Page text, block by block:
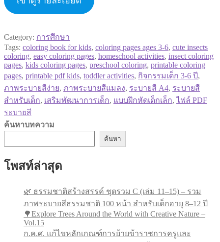
Category: การศึกษา
Tags: coloring book for kids, coloring pages ages 3-6, cute insects
coloring, easy coloring pages, homeschool activities, insect coloring
pages, kids coloring pages, preschool coloring, printable coloring
pages, printable pdf kids, toddler activities, กิจกรรมเด็ก 3-6 ปี,
ภาพระบายสีง่าย, ภาพระบายสีแมลง, ระบายสี A4, ระบายสี
สำหรับเด็ก, เสริมพัฒนาการเด็ก, แบบฝึกหัดเด็กเล็ก,ไฟล์ PDF
ระบายสี
ค้นหาบทความ
ค้นหา
โพสท์ล่าสุด
🌿 ธรรมชาติสร้างสรรค์ ชุดรวม C (เล่ม 11–15) – รวม
ภาพระบายสีธรรมชาติ 100 หน้า สำหรับเด็กอายุ 8–12 ปี
🌳Explore Trees Around the World with Creative Nature –
Vol.15
ก.ค.ศ. แก้ไขหลักเกณฑ์การย้ายข้าราชการครูและ